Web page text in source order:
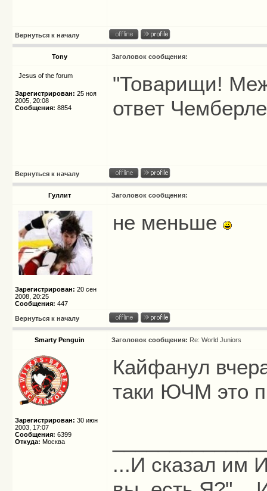
Вернуться к началу
Tony Заголовок сообщения:
Jesus of the forum
Зарегистрирован: 25 ноя
2005, 20:08
Сообщения: 8854
"Товарищи!
ответ
Вернуться к началу
Гуллит Заголовок сообщения:
Зарегистрирован: 20 сен
2008, 20:25
Сообщения: 447
не меньше
Вернуться к началу
Smarty Penguin Заголовок сообщения: Re: World Juniors
Зарегистрирован: 30 июн
2003, 17:07
Сообщения: 6399
Откуда: Москва
Кайфанул
таки ЮЧМ это
...И сказал им